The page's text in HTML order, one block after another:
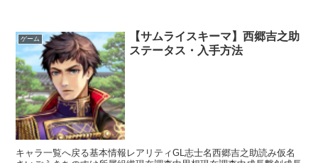
ゲーム
【サムライスキーマ】西郷吉之助
ステータス・入手方法
キャラ一覧へ戻る基本情報レアリティGL志士名西郷吉之助読み仮名